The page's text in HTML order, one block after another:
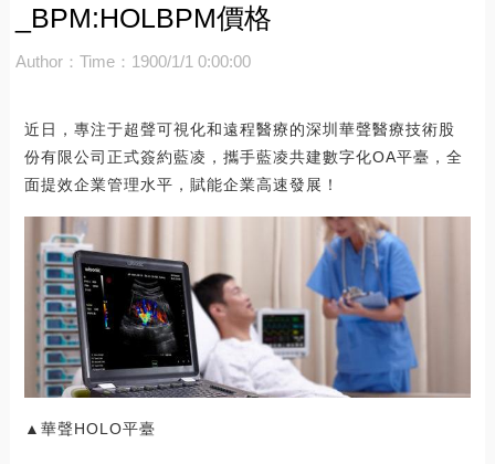
_BPM:HOLBPM價格
Author： Time：1900/1/1 0:00:00
近日，專注于超聲可視化和遠程醫療的深圳華聲醫療技術股
份有限公司正式簽約藍凌，攜手藍凌共建數字化OA平臺，全
面提效企業管理水平，賦能企業高速發展！
▲華聲HOLO平臺